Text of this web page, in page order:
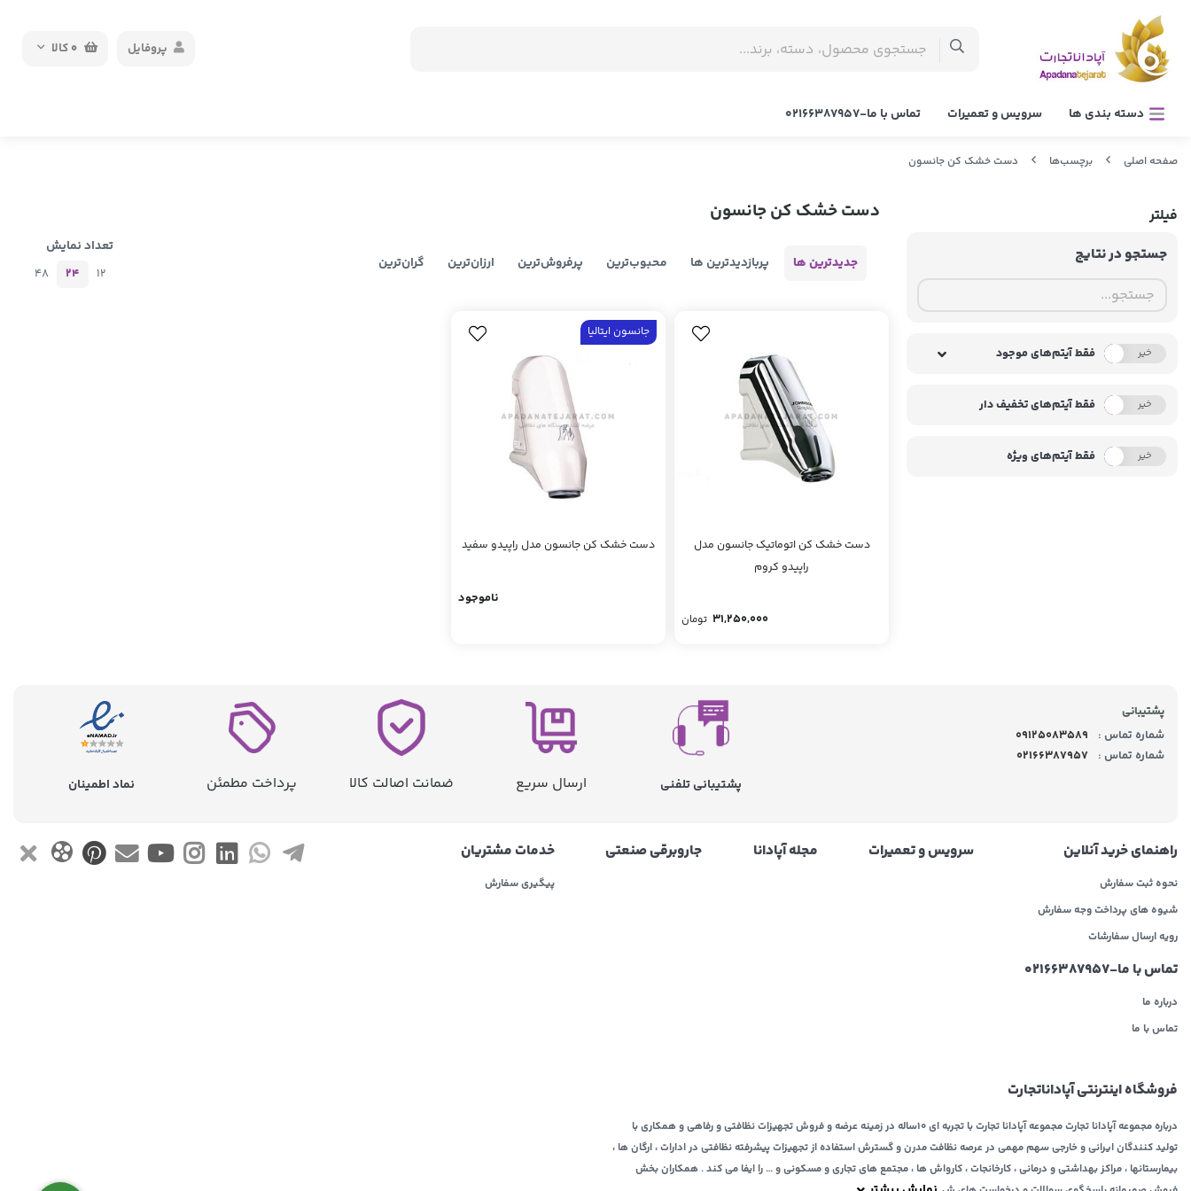
0کالا پروفایل
دسته بندی ها سرویس و تعمیرات تماس با ما-02166387957
صفحه اصلی برچسب‌ها دست خشک کن جانسون
فیلتر
جستجو در نتایج
بله خیر فقط آیتم‌های موجود
بله خیر فقط آیتم‌های تخفیف دار
بله خیر فقط آیتم‌های ویژه
دست خشک کن جانسون
جدیدترین ها پربازدیدترین ها محبوب‌‌ترین پرفروش‌ترین ارزان‌ترین گران‌ترین
تعداد نمایش
12
24
48
دست خشک کن اتوماتیک جانسون مدل
راپیدو کروم
31,250,000 تومان
جانسون ایتالیا
دست خشک کن جانسون مدل راپیدو سفید
ناموجود
پشتیبانی
شماره تماس :
09125083589
شماره تماس :
02166387957
پشتیبانی تلفنی ارسال سریع ضمانت اصالت کالا پرداخت مطمئن نماد اطمینان
راهنمای خرید آنلاین
نحوه ثبت سفارش
شیوه های پرداخت وجه سفارش
رویه ارسال سفارشات
سرویس و تعمیرات مجله آپادانا جاروبرقی صنعتی خدمات مشتریان
پیگیری سفارش
تماس با ما-02166387957
درباره ما
تماس با ما
فروشگاه اینترنتی آپاداناتجارت
درباره مجموعه آپادانا تجارت مجموعه آپادانا تجارت با تجربه ای 10ساله در زمینه عرضه و فروش تجهیزات نظافتی و رفاهی و همکاری با
تولید کنندگان ایرانی و خارجی سهم مهمی در عرصه نظافت مدرن و گسترش استفاده از تجهیزات پیشرفته نظافتی در ادارات ، ارگان ها ،
بیمارستانها ، مراکز بهداشتی و درمانی ، کارخانجات ، کارواش ها ، مجتمع های تجاری و مسکونی و … را ایفا می کند . همکاران بخش